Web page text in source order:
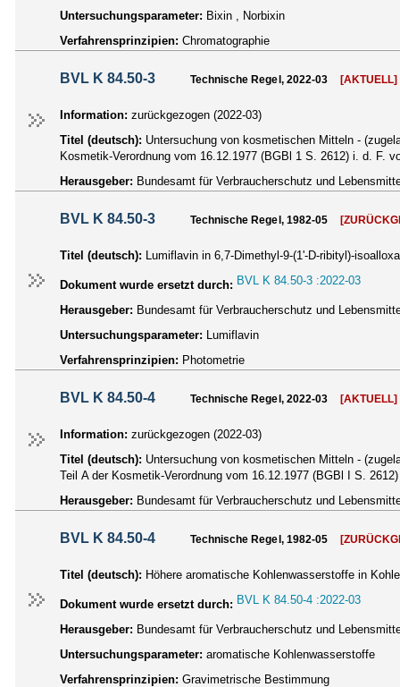
Untersuchungsparameter: Bixin , Norbixin
Verfahrensprinzipien: Chromatographie
BVL K 84.50-3 Technische Regel, 2022-03 [AKTUELL]
Information: zurückgezogen (2022-03)
Titel (deutsch): Untersuchung von kosmetischen Mitteln -
Kosmetik-Verordnung vom 16.12.1977 (BGBl 1 S. 2612) i. d. F.
Herausgeber: Bundesamt für Verbraucherschutz und
BVL K 84.50-3 Technische Regel, 1982-05
Titel (deutsch): Lumiflavin in 6,7-Dimethyl-9-(1'-D-ribityl)-
Dokument wurde ersetzt durch: BVL K 84.50-3 :2022-03
Herausgeber: Bundesamt für Verbraucherschutz und
Untersuchungsparameter: Lumiflavin
Verfahrensprinzipien: Photometrie
BVL K 84.50-4 Technische Regel, 2022-03 [AKTUELL]
Information: zurückgezogen (2022-03)
Titel (deutsch): Untersuchung von kosmetischen Mitteln -
Teil A der Kosmetik-Verordnung vom 16.12.1977 (BGBl I S.
Herausgeber: Bundesamt für Verbraucherschutz und
BVL K 84.50-4 Technische Regel, 1982-05
Titel (deutsch): Höhere aromatische Kohlenwasserstoffe in
Dokument wurde ersetzt durch: BVL K 84.50-4 :2022-03
Herausgeber: Bundesamt für Verbraucherschutz und
Untersuchungsparameter: aromatische Kohlenwasserstoffe
Verfahrensprinzipien: Gravimetrische Bestimmung